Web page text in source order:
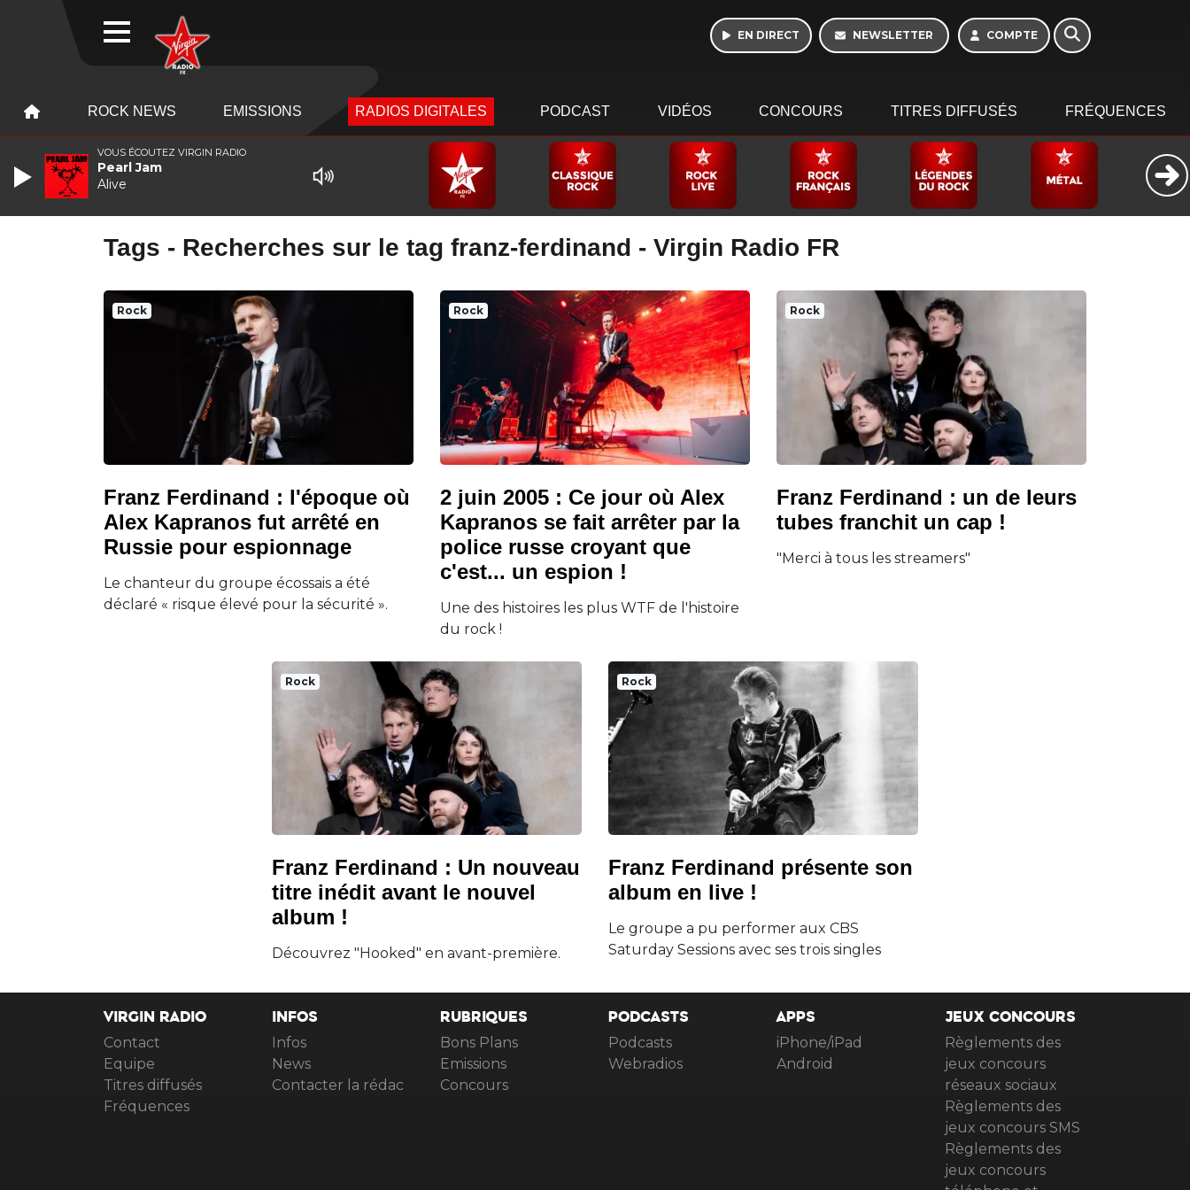
EN DIRECT NEWSLETTER COMPTE
ROCK NEWS EMISSIONS RADIOS DIGITALES PODCAST VIDÉOS CONCOURS TITRES DIFFUSÉS FRÉQUENCES
Tags - Recherches sur le tag franz-ferdinand - Virgin Radio FR
Rock
Franz Ferdinand : l'époque où
Alex Kapranos fut arrêté en
Russie pour espionnage
Le chanteur du groupe écossais a été
déclaré « risque élevé pour la sécurité ».
Rock
2 juin 2005 : Ce jour où Alex
Kapranos se fait arrêter par la
police russe croyant que
c'est... un espion !
Une des histoires les plus WTF de l'histoire
du rock !
Rock
Franz Ferdinand : un de leurs
tubes franchit un cap !
"Merci à tous les streamers"
Rock
Franz Ferdinand : Un nouveau
titre inédit avant le nouvel
album !
Découvrez "Hooked" en avant-première.
Rock
Franz Ferdinand présente son
album en live !
Le groupe a pu performer aux CBS
Saturday Sessions avec ses trois singles
VIRGIN RADIO
Contact
Equipe
Titres diffusés
Fréquences
INFOS
Infos
News
Contacter la rédac
RUBRIQUES
Bons Plans
Emissions
Concours
PODCASTS
Podcasts
Webradios
APPS
iPhone/iPad
Android
JEUX CONCOURS
Règlements des
jeux concours
réseaux sociaux
Règlements des
jeux concours SMS
Règlements des
jeux concours
VOUS ÉCOUTEZ VIRGIN RADIO
Pearl Jam
Alive
WEBRADIO